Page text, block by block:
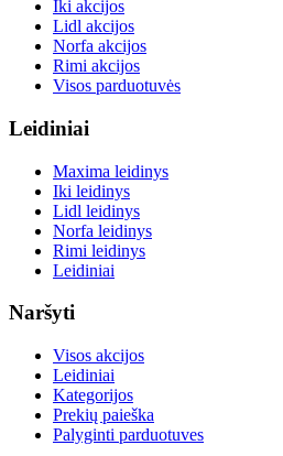
Iki akcijos
Lidl akcijos
Norfa akcijos
Rimi akcijos
Visos parduotuvės
Leidiniai
Maxima leidinys
Iki leidinys
Lidl leidinys
Norfa leidinys
Rimi leidinys
Leidiniai
Naršyti
Visos akcijos
Leidiniai
Kategorijos
Prekių paieška
Palyginti parduotuves